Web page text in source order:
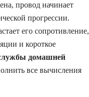
провод начинает
прогрессии.
его сопротивление,
и короткое
домашней
все вычисления